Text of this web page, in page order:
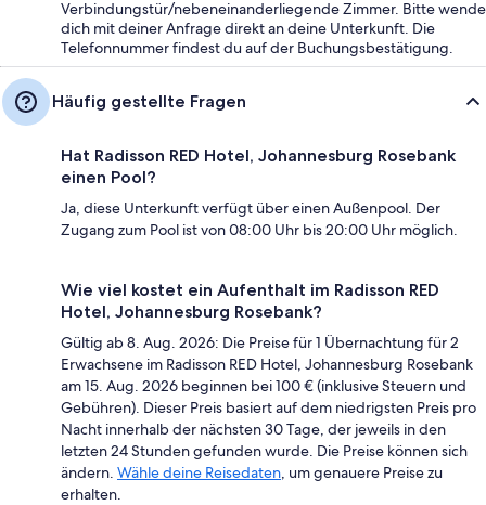
Verbindungstür/nebeneinanderliegende Zimmer. Bitte wende
dich mit deiner Anfrage direkt an deine Unterkunft. Die
Telefonnummer findest du auf der Buchungsbestätigung.
Häufig gestellte Fragen
Hat Radisson RED Hotel, Johannesburg Rosebank
einen Pool?
Ja, diese Unterkunft verfügt über einen Außenpool. Der
Zugang zum Pool ist von 08:00 Uhr bis 20:00 Uhr möglich.
Wie viel kostet ein Aufenthalt im Radisson RED
Hotel, Johannesburg Rosebank?
Gültig ab 8. Aug. 2026: Die Preise für 1 Übernachtung für 2
Erwachsene im Radisson RED Hotel, Johannesburg Rosebank
am 15. Aug. 2026 beginnen bei 100 € (inklusive Steuern und
Gebühren). Dieser Preis basiert auf dem niedrigsten Preis pro
Nacht innerhalb der nächsten 30 Tage, der jeweils in den
letzten 24 Stunden gefunden wurde. Die Preise können sich
ändern. Wähle deine Reisedaten, um genauere Preise zu
erhalten.